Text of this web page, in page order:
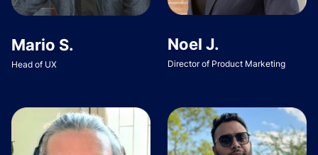
Mario S.
Head of UX
Noel J.
Director of Product Marketing